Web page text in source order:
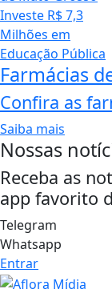
Farmácias
Confira as
Saiba mais
Nossas
Receba as
app favorito
Telegram
Whatsapp
Entrar